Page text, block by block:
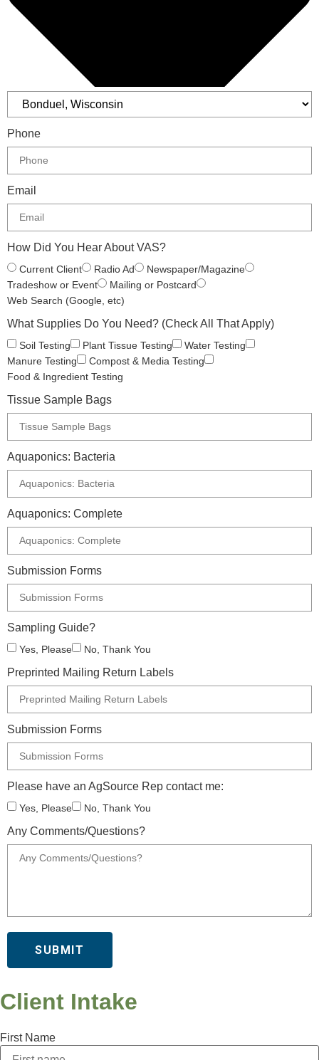
Phone
Email
How Did You Hear About VAS?
Current Client Radio Ad
Newspaper/Magazine
Tradeshow or Event
Mailing or Postcard
Web Search (Google, etc)
What Supplies Do You Need? (Check All That Apply)
Soil Testing Plant Tissue Testing
Water Testing
Manure Testing
Compost & Media Testing
Food & Ingredient Testing
Tissue Sample Bags
Aquaponics: Bacteria
Aquaponics: Complete
Submission Forms
Sampling Guide?
Yes, Please No, Thank You
Preprinted Mailing Return Labels
Submission Forms
Please have an AgSource Rep contact me:
Yes, Please No, Thank You
Any Comments/Questions?
SUBMIT
Client Intake
First Name